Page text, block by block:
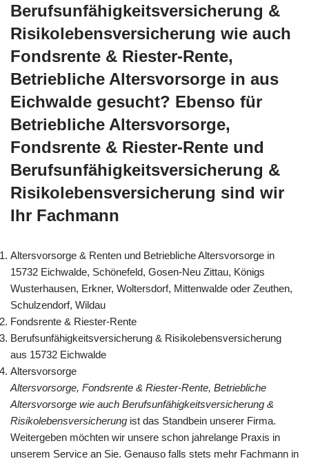
Berufsunfähigkeitsversicherung &
Risikolebensversicherung wie auch
Fondsrente & Riester-Rente,
Betriebliche Altersvorsorge in aus
Eichwalde gesucht? Ebenso für
Betriebliche Altersvorsorge,
Fondsrente & Riester-Rente und
Berufsunfähigkeitsversicherung &
Risikolebensversicherung sind wir
Ihr Fachmann
Altersvorsorge & Renten und Betriebliche Altersvorsorge in
15732 Eichwalde, Schönefeld, Gosen-Neu Zittau, Königs
Wusterhausen, Erkner, Woltersdorf, Mittenwalde oder Zeuthen,
Schulzendorf, Wildau
Fondsrente & Riester-Rente
Berufsunfähigkeitsversicherung & Risikolebensversicherung
aus 15732 Eichwalde
Altersvorsorge
Altersvorsorge, Fondsrente & Riester-Rente, Betriebliche
Altersvorsorge wie auch Berufsunfähigkeitsversicherung &
Risikolebensversicherung ist das Standbein unserer Firma.
Weitergeben möchten wir unsere schon jahrelange Praxis in
unserem Service an Sie. Genauso falls stets mehr Fachmann in